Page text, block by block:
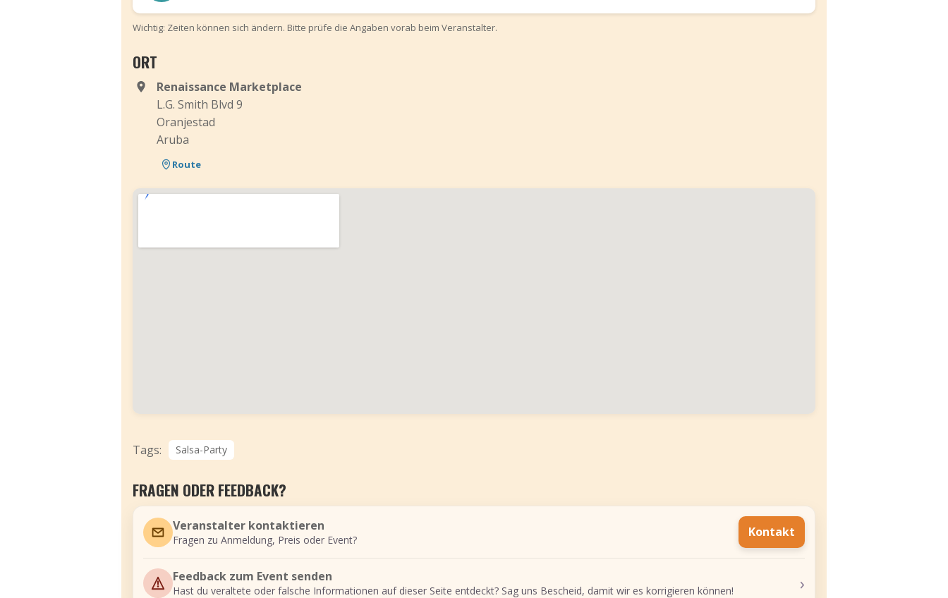
Wichtig: Zeiten können sich ändern. Bitte prüfe die Angaben vorab beim Veranstalter.
ORT
Renaissance Marketplace
L.G. Smith Blvd 9
Oranjestad
Aruba
Route
Tags: Salsa-Party
FRAGEN ODER FEEDBACK?
Veranstalter kontaktieren
Fragen zu Anmeldung, Preis oder Event? Kontakt
Feedback zum Event senden
Hast du veraltete oder falsche Informationen auf dieser Seite entdeckt? Sag uns Bescheid, damit wir es korrigieren können! ›